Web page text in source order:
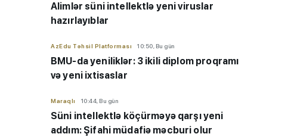
Alimlər süni intellektlə yeni viruslar
hazırlayıblar
AzEdu Təhsil Platforması 10:50, Bu gün
BMU-da yeniliklər: 3 ikili diplom proqramı
və yeni ixtisaslar
Maraqlı 10:44, Bu gün
Süni intellektlə köçürməyə qarşı yeni
addım: Şifahi müdafiə məcburi olur